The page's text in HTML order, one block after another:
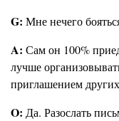
G: Мне нечего
A: Сам он 100%
лучше
приглашением
O: Да. Разослать